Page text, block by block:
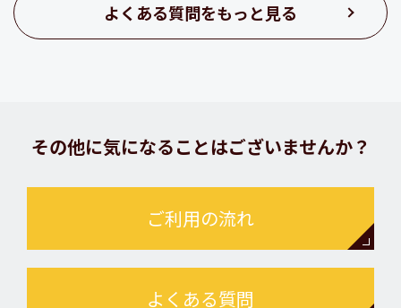
よくある質問をもっと見る
その他に気になることはございませんか？
ご利用の流れ
よくある質問